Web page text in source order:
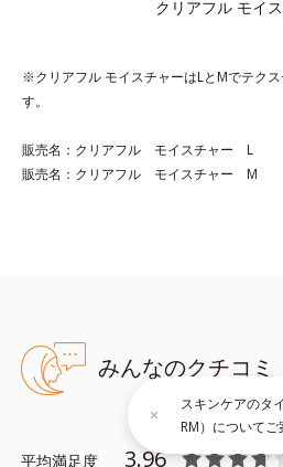
ビ肌を、みずみずしい清潔な垢抜け
ノシット、フィチン酸、ユズセラミ
*2 角層内
というわけではありません）
※弱酸性
アレルギーテスト済＝全ての方にアレ
クリアフル モイ
※クリアフル モイスチャーはLとMでテク
す。
販売名：クリアフル モイスチャー L
販売名：クリアフル モイスチャー M
みんなのクチコミ
平均満足度 3.96
スキンケアのタ
RM）についてご